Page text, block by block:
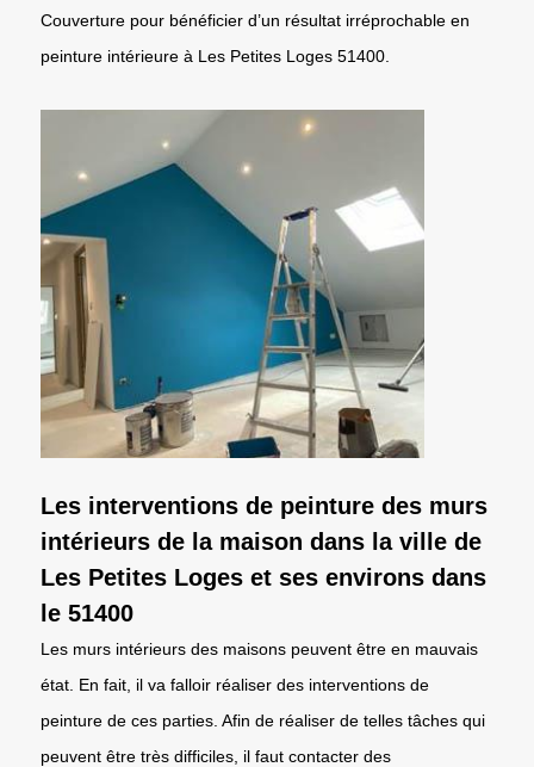
Couverture pour bénéficier d’un résultat irréprochable en
peinture intérieure à Les Petites Loges 51400.
Les interventions de peinture des murs
intérieurs de la maison dans la ville de
Les Petites Loges et ses environs dans
le 51400
Les murs intérieurs des maisons peuvent être en mauvais
état. En fait, il va falloir réaliser des interventions de
peinture de ces parties. Afin de réaliser de telles tâches qui
peuvent être très difficiles, il faut contacter des